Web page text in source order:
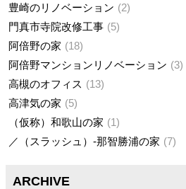
豊崎のリノベーション
2
門真市寺院改修工事
5
阿倍野の家
18
阿倍野マンションリノベーション
3
高槻のオフィス
13
高津気の家
5
（仮称）和歌山の家
1
／（スラッシュ）-那智勝浦の家
7
ARCHIVE